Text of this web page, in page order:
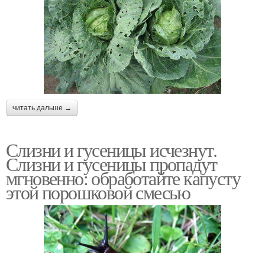
читать дальше →
Слизни и гусеницы исчезнут.
Слизни и гусеницы пропадут
мгновенно: обработайте капусту
этой порошковой смесью